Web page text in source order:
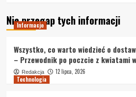
Nie przegap tych informacji
Informacje
Wszystko, co warto wiedzieć o
– Przewodnik po poczcie z kwiatami
Redakcja
12 lipca, 2026
Technologia